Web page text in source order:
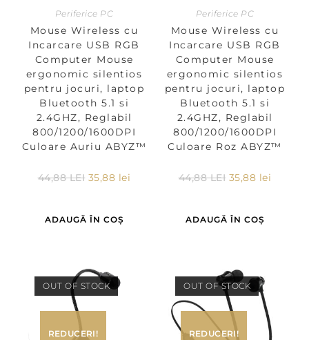
Periferice PC
Mouse Wireless cu
Incarcare USB RGB
Computer Mouse
ergonomic silentios
pentru jocuri, laptop
Bluetooth 5.1 si
2.4GHZ, Reglabil
800/1200/1600DPI
Culoare Auriu ABYZ™
44,88LEI 35,88 lei
ADAUGĂ ÎN COȘ
Periferice PC
Mouse Wireless cu
Incarcare USB RGB
Computer Mouse
ergonomic silentios
pentru jocuri, laptop
Bluetooth 5.1 si
2.4GHZ, Reglabil
800/1200/1600DPI
Culoare Roz ABYZ™
44,88LEI 35,88 lei
ADAUGĂ ÎN COȘ
OUT OF STOCK
REDUCERI!
OUT OF STOCK
REDUCERI!